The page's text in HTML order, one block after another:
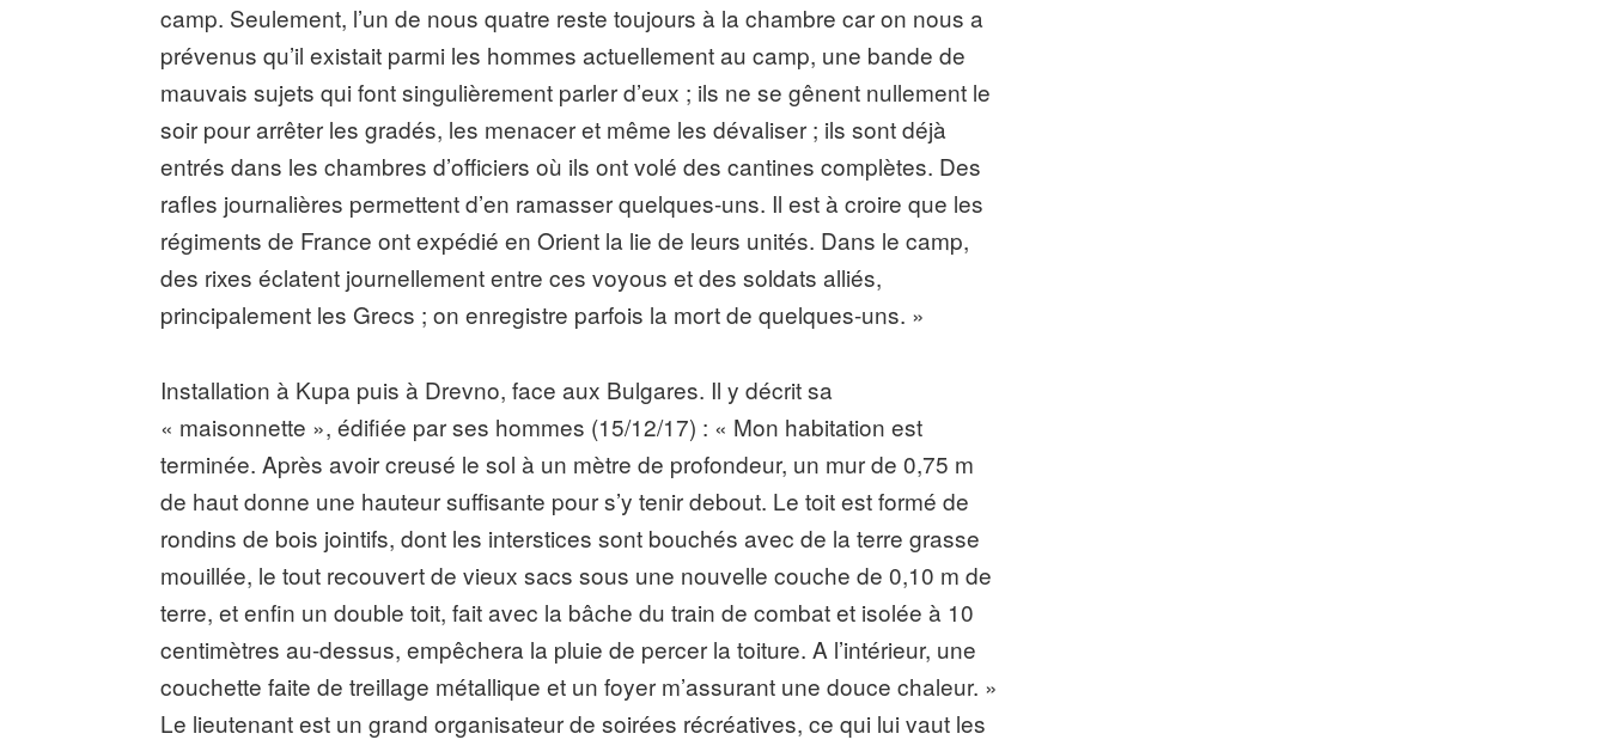
camp. Seulement, l’un de nous quatre reste toujours à la chambre car on nous a
prévenus qu’il existait parmi les hommes actuellement au camp, une bande de
mauvais sujets qui font singulièrement parler d’eux ; ils ne se gênent nullement le
soir pour arrêter les gradés, les menacer et même les dévaliser ; ils sont déjà
entrés dans les chambres d’officiers où ils ont volé des cantines complètes. Des
rafles journalières permettent d’en ramasser quelques-uns. Il est à croire que les
régiments de France ont expédié en Orient la lie de leurs unités. Dans le camp,
des rixes éclatent journellement entre ces voyous et des soldats alliés,
principalement les Grecs ; on enregistre parfois la mort de quelques-uns. »
Installation à Kupa puis à Drevno, face aux Bulgares. Il y décrit sa
« maisonnette », édifiée par ses hommes (15/12/17) : « Mon habitation est
terminée. Après avoir creusé le sol à un mètre de profondeur, un mur de 0,75 m
de haut donne une hauteur suffisante pour s’y tenir debout. Le toit est formé de
rondins de bois jointifs, dont les interstices sont bouchés avec de la terre grasse
mouillée, le tout recouvert de vieux sacs sous une nouvelle couche de 0,10 m de
terre, et enfin un double toit, fait avec la bâche du train de combat et isolée à 10
centimètres au-dessus, empêchera la pluie de percer la toiture. A l’intérieur, une
couchette faite de treillage métallique et un foyer m’assurant une douce chaleur. »
Le lieutenant est un grand organisateur de soirées récréatives, ce qui lui vaut les